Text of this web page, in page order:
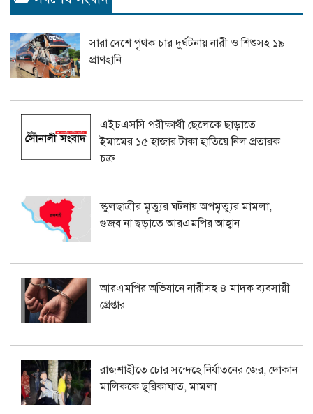
সারা দেশে পৃথক চার দুর্ঘটনায় নারী ও শিশুসহ ১৯
প্রাণহানি
এইচএসসি পরীক্ষার্থী ছেলেকে ছাড়াতে
ইমামের ১৫ হাজার টাকা হাতিয়ে নিল প্রতারক
চক্র
স্কুলছাত্রীর মৃত্যুর ঘটনায় অপমৃত্যুর মামলা,
গুজব না ছড়াতে আরএমপির আহ্বান
আরএমপির অভিযানে নারীসহ ৪ মাদক ব্যবসায়ী
গ্রেপ্তার
রাজশাহীতে চোর সন্দেহে নির্যাতনের জের, দোকান
মালিককে ছুরিকাঘাত, মামলা